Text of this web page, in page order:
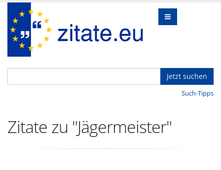
Jetzt suchen
Such-Tipps
Zitate zu "Jägermeister"